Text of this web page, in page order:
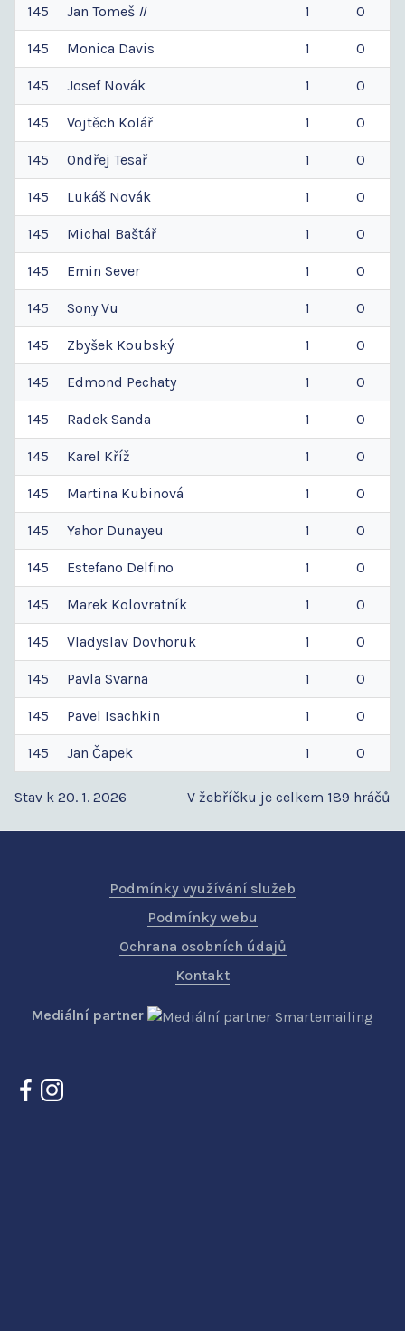
145 Jan Tomeš II 1 0
145 Monica Davis 1 0
145 Josef Novák 1 0
145 Vojtěch Kolář 1 0
145 Ondřej Tesař 1 0
145 Lukáš Novák 1 0
145 Michal Baštář 1 0
145 Emin Sever 1 0
145 Sony Vu 1 0
145 Zbyšek Koubský 1 0
145 Edmond Pechaty 1 0
145 Radek Sanda 1 0
145 Karel Kříž 1 0
145 Martina Kubinová 1 0
145 Yahor Dunayeu 1 0
145 Estefano Delfino 1 0
145 Marek Kolovratník 1 0
145 Vladyslav Dovhoruk 1 0
145 Pavla Svarna 1 0
145 Pavel Isachkin 1 0
145 Jan Čapek 1 0
Stav k 20. 1. 2026 V žebříčku je celkem 189 hráčů
Podmínky využívání služeb
Podmínky webu
Ochrana osobních údajů
Kontakt
Mediální partner